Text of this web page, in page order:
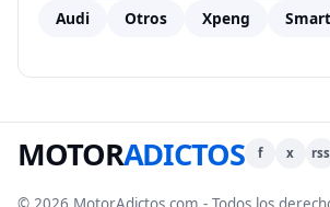
Audi
Otros Xpeng Smart
MOTORADICTOS f x rss